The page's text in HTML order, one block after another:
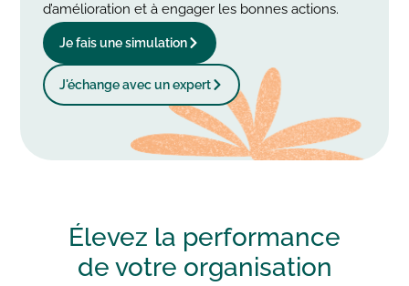
d’amélioration et à engager les bonnes actions.
Je fais une simulation
J'échange avec un expert
Élevez la performance
de votre organisation